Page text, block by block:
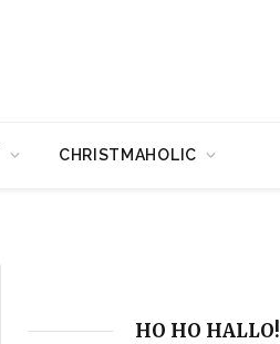
CHRISTMAHOLIC
HO HO HALLO!